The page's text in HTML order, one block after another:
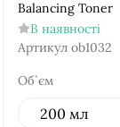
Balancing Toner
В наявності
Артикул ob1032
Об`єм